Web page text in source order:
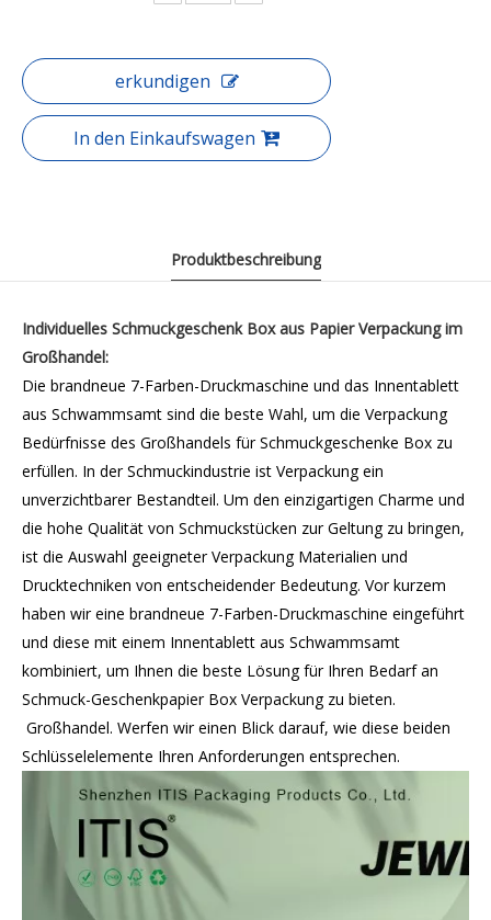
erkundigen
In den Einkaufswagen
Produktbeschreibung
Individuelles Schmuckgeschenk Box aus Papier Verpackung im
Großhandel:
Die brandneue 7-Farben-Druckmaschine und das Innentablett
aus Schwammsamt sind die beste Wahl, um die Verpackung
Bedürfnisse des Großhandels für Schmuckgeschenke Box zu
erfüllen. In der Schmuckindustrie ist Verpackung ein
unverzichtbarer Bestandteil. Um den einzigartigen Charme und
die hohe Qualität von Schmuckstücken zur Geltung zu bringen,
ist die Auswahl geeigneter Verpackung Materialien und
Drucktechniken von entscheidender Bedeutung. Vor kurzem
haben wir eine brandneue 7-Farben-Druckmaschine eingeführt
und diese mit einem Innentablett aus Schwammsamt
kombiniert, um Ihnen die beste Lösung für Ihren Bedarf an
Schmuck-Geschenkpapier Box Verpackung zu bieten.
Großhandel. Werfen wir einen Blick darauf, wie diese beiden
Schlüsselelemente Ihren Anforderungen entsprechen.